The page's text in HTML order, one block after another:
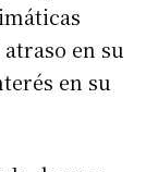
en su
en su